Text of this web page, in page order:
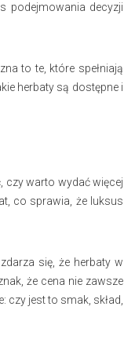
podejmowania decyzji
to te, które spełniają
herbaty są dostępne i
czy warto wydać więcej
co sprawia, że luksus
się, że herbaty w
że cena nie zawsze
jest to smak, skład,